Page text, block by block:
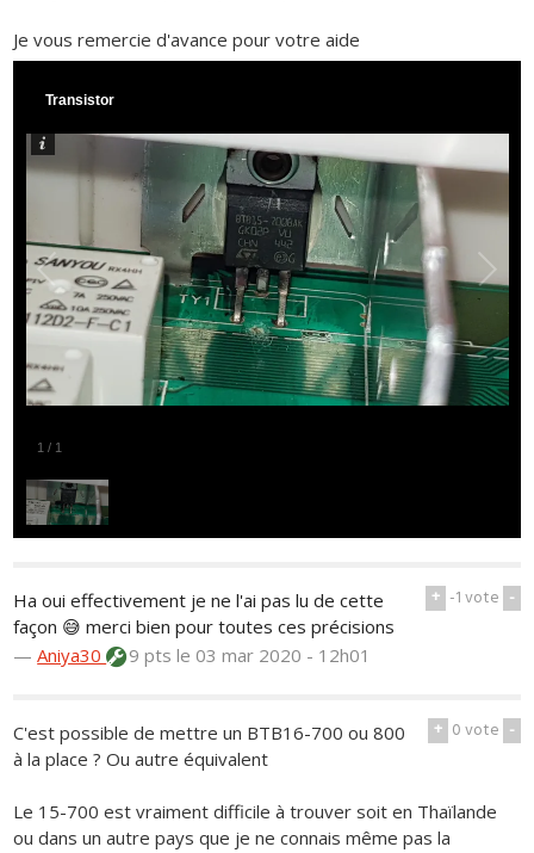
Je vous remercie d'avance pour votre aide
1 / 1
Transistor
+ -1vote -
Ha oui effectivement je ne l'ai pas lu de cette
façon 😅 merci bien pour toutes ces précisions
—Aniya30 9 ptsle 03 mar 2020 - 12h01
+ 0vote -
C'est possible de mettre un BTB16-700 ou 800
à la place ? Ou autre équivalent
Le 15-700 est vraiment difficile à trouver soit en Thaïlande
ou dans un autre pays que je ne connais même pas la